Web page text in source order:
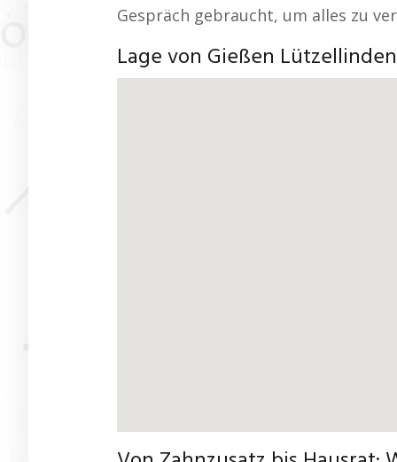
Gespräch gebraucht, um alles zu
Lage von Gießen Lützellinden